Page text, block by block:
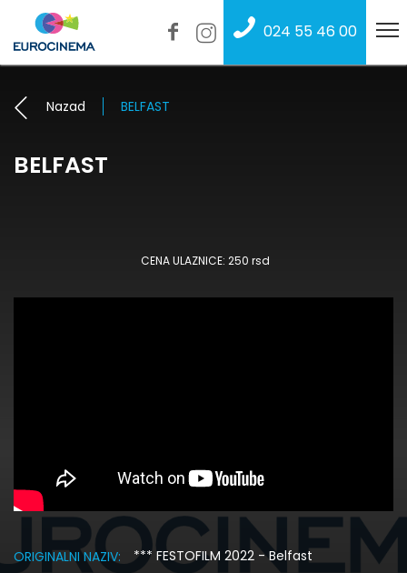
024 55 46 00
Nazad BELFAST
BELFAST
CENA ULAZNICE: 250 rsd
ORIGINALNI NAZIV:
*** FESTOFILM 2022 - Belfast